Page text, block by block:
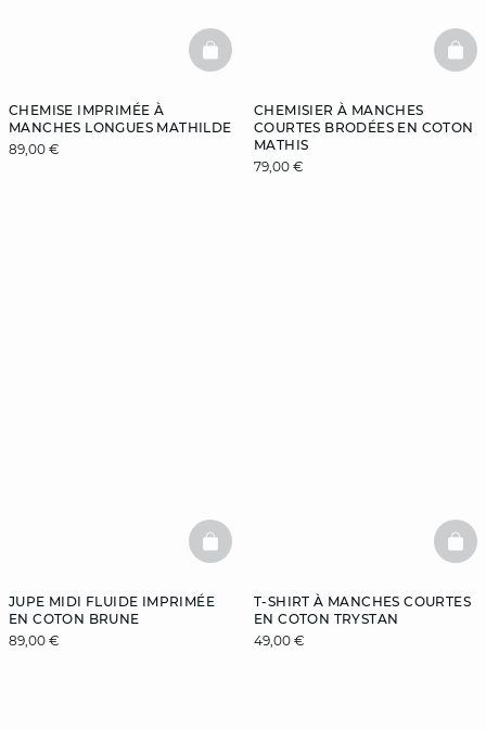
CHEMISE IMPRIMÉE À
MANCHES LONGUES MATHILDE
89,00 €
BASKETFULL
CHEMISIER À MANCHES
COURTES BRODÉES EN COTON
MATHIS
79,00 €
JUPE MIDI FLUIDE IMPRIMÉE
EN COTON BRUNE
89,00 €
BASKETFULL
T-SHIRT À MANCHES COURTES
EN COTON TRYSTAN
49,00 €